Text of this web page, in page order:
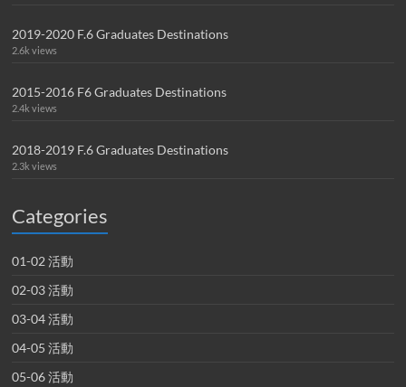
2019-2020 F.6 Graduates Destinations
2.6k views
2015-2016 F6 Graduates Destinations
2.4k views
2018-2019 F.6 Graduates Destinations
2.3k views
Categories
01-02 活動
02-03 活動
03-04 活動
04-05 活動
05-06 活動